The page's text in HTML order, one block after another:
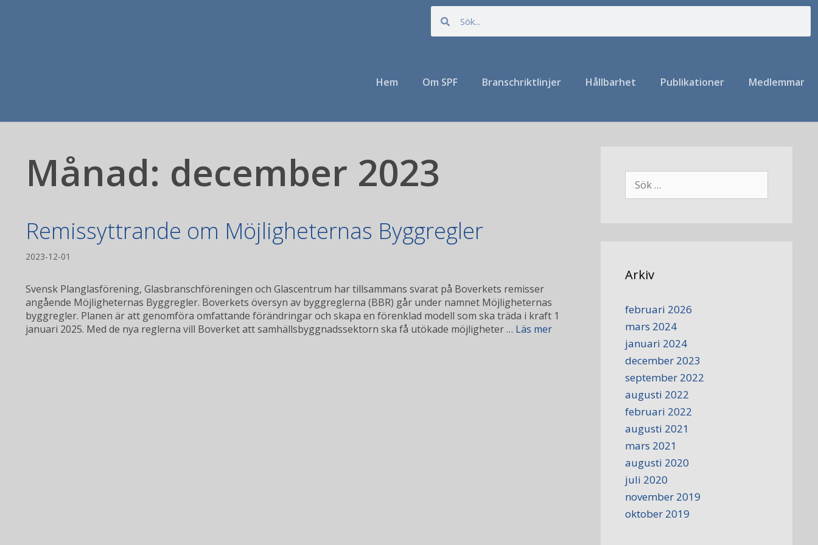
Hem Om SPF Branschriktlinjer Hållbarhet Publikationer Medlemmar
Månad: december 2023
Remissyttrande om Möjligheternas Byggregler
2023-12-01
Svensk Planglasförening, Glasbranschföreningen och Glascentrum har tillsammans svarat på Boverkets remisser
angående Möjligheternas Byggregler. Boverkets översyn av byggreglerna (BBR) går under namnet Möjligheternas
byggregler. Planen är att genomföra omfattande förändringar och skapa en förenklad modell som ska träda i kraft 1
januari 2025. Med de nya reglerna vill Boverket att samhällsbyggnadssektorn ska få utökade möjligheter … Läs mer
Arkiv
februari 2026
mars 2024
januari 2024
december 2023
september 2022
augusti 2022
februari 2022
augusti 2021
mars 2021
augusti 2020
juli 2020
november 2019
oktober 2019